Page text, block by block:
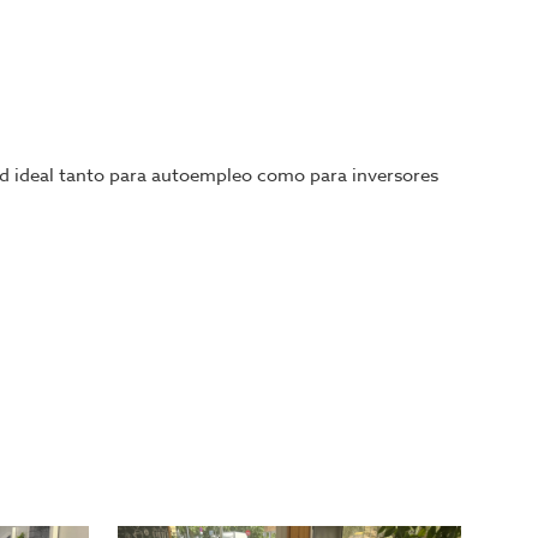
ideal tanto para autoempleo como para inversores
de tapas frías y bocadillos. Cuenta con toda la